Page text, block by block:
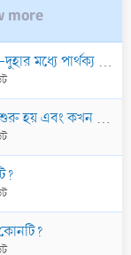
more
মধ্যে পার্থক্য কী?
এবং কখন শেষ হয়?